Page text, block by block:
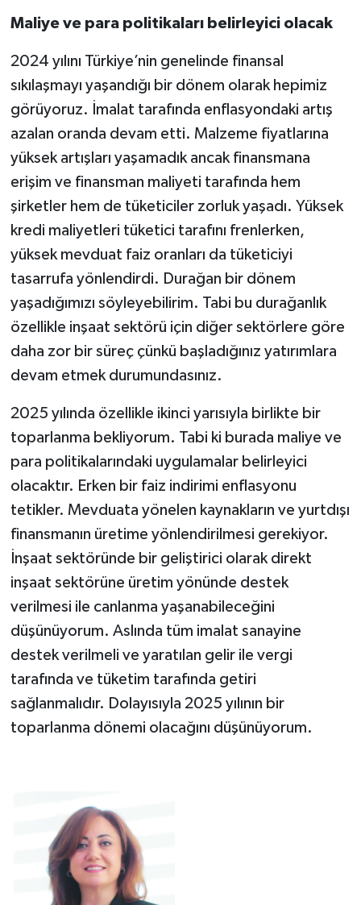
Maliye ve para politikaları belirleyici olacak
2024 yılını Türkiye’nin genelinde finansal
sıkılaşmayı yaşandığı bir dönem olarak hepimiz
görüyoruz. İmalat tarafında enflasyondaki artış
azalan oranda devam etti. Malzeme fiyatlarına
yüksek artışları yaşamadık ancak finansmana
erişim ve finansman maliyeti tarafında hem
şirketler hem de tüketiciler zorluk yaşadı. Yüksek
kredi maliyetleri tüketici tarafını frenlerken,
yüksek mevduat faiz oranları da tüketiciyi
tasarrufa yönlendirdi. Durağan bir dönem
yaşadığımızı söyleyebilirim. Tabi bu durağanlık
özellikle inşaat sektörü için diğer sektörlere göre
daha zor bir süreç çünkü başladığınız yatırımlara
devam etmek durumundasınız.
2025 yılında özellikle ikinci yarısıyla birlikte bir
toparlanma bekliyorum. Tabi ki burada maliye ve
para politikalarındaki uygulamalar belirleyici
olacaktır. Erken bir faiz indirimi enflasyonu
tetikler. Mevduata yönelen kaynakların ve yurtdışı
finansmanın üretime yönlendirilmesi gerekiyor.
İnşaat sektöründe bir geliştirici olarak direkt
inşaat sektörüne üretim yönünde destek
verilmesi ile canlanma yaşanabileceğini
düşünüyorum. Aslında tüm imalat sanayine
destek verilmeli ve yaratılan gelir ile vergi
tarafında ve tüketim tarafında getiri
sağlanmalıdır. Dolayısıyla 2025 yılının bir
toparlanma dönemi olacağını düşünüyorum.